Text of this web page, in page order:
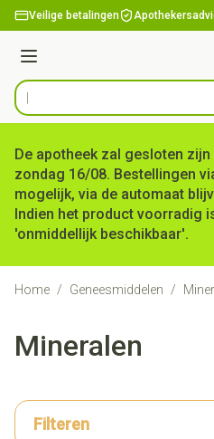
Ga naar de inhoud
Veilige betalingen
Menu
Product, merk, categorie...
De apotheek zal gesloten
zondag 16/08. Bestellingen
mogelijk, via de automaat
Indien het product voorradig
'onmiddellijk beschikbaar'.
Home / Geneesmiddelen /
Mineralen
Filteren